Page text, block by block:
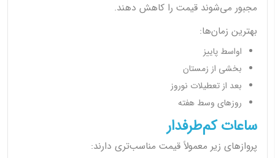
مجبور می‌شوند قیمت را کاهش دهند.
بهترین زمان‌ها:
اواسط پاییز
بخشی از زمستان
بعد از تعطیلات نوروز
روزهای وسط هفته
ساعات کم‌طرفدار
پروازهای زیر معمولاً قیمت مناسب‌تری دارند: